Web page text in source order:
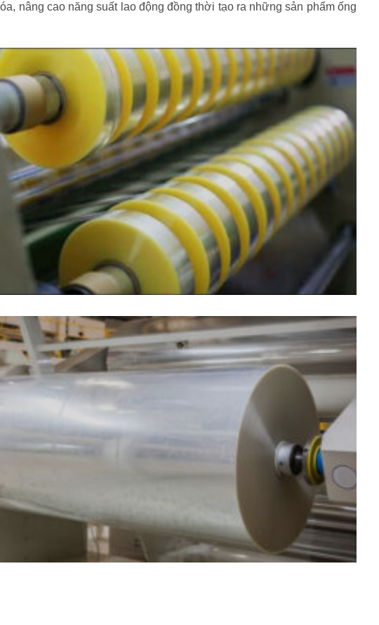
nâng cao năng suất lao động đồng thời tạo ra những sản phẩm ống